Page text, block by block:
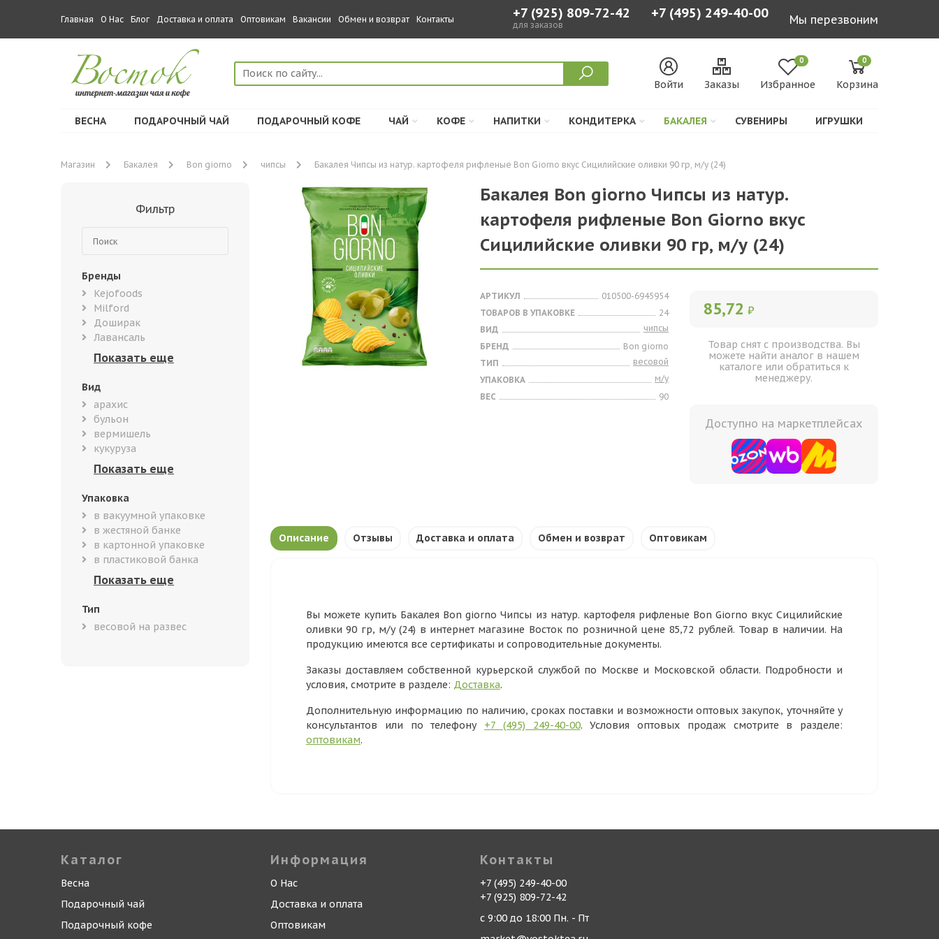
Главная О Нас Блог Доставка и оплата Оптовикам Вакансии Обмен и возврат Контакты +7 (925) 809-72-42
для заказов
+7 (495) 249-40-00 Мы перезвоним
Войти Заказы
0
Избранное
0
Корзина
ВЕСНА ПОДАРОЧНЫЙ ЧАЙ ПОДАРОЧНЫЙ КОФЕ ЧАЙ КОФЕ НАПИТКИ КОНДИТЕРКА БАКАЛЕЯ СУВЕНИРЫ ИГРУШКИ
Магазин Бакалея Bon giorno чипсы Бакалея Чипсы из натур. картофеля рифленые Bon Giorno вкус Сицилийские оливки 90 гр, м/у (24)
Фильтр
Бренды
Kejofoods
Milford
Доширак
Лавансаль
Вид
арахис
бульон
вермишель
кукуруза
Упаковка
в вакуумной упаковке
в жестяной банке
в картонной упаковке
в пластиковой банка
Тип
весовой на развес
Бакалея Bon giorno Чипсы из натур.
картофеля рифленые Bon Giorno вкус
Сицилийские оливки 90 гр, м/у (24)
АРТИКУЛ
010500-6945954
ТОВАРОВ В УПАКОВКЕ
24
ВИД
чипсы
БРЕНД
Bon giorno
ТИП
весовой
УПАКОВКА
м/у
ВЕС
90
85,72 ₽
Товар снят с производства. Вы
можете найти аналог в нашем
каталоге или обратиться к
менеджеру.
Доступно на маркетплейсах
Описание Отзывы Доставка и оплата Обмен и возврат Оптовикам
Вы можете купить Бакалея Bon giorno Чипсы из натур. картофеля рифленые Bon Giorno вкус Сицилийские
оливки 90 гр, м/у (24) в интернет магазине Восток по розничной цене 85,72 рублей. Товар в наличии. На
продукцию имеются все сертификаты и сопроводительные документы.
Заказы доставляем собственной курьерской службой по Москве и Московской области. Подробности и
условия, смотрите в разделе: Доставка.
Дополнительную информацию по наличию, сроках поставки и возможности оптовых закупок, уточняйте у
консультантов или по телефону +7 (495) 249-40-00. Условия оптовых продаж смотрите в разделе:
оптовикам.
Каталог
Весна
Подарочный чай
Подарочный кофе
Информация
О Нас
Доставка и оплата
Оптовикам
Контакты
+7 (495) 249-40-00
+7 (925) 809-72-42
с 9:00 до 18:00 Пн. - Пт